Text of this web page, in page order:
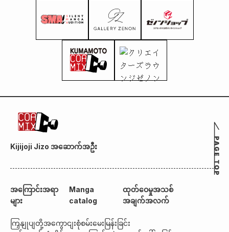
Kijijoji Jizo အဆောက်အဦး
အကြောင်းအရာ
များ
Manga
catalog
ထုတ်ဝေမှုအသစ်
အချက်အလက်
ကြှနျုပျတို့အကွောငျးစုံစမ်းမေးမြန်းခြင်း